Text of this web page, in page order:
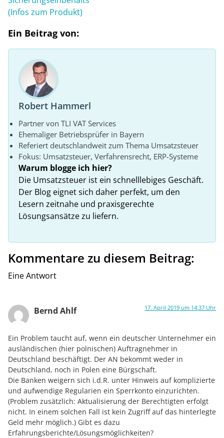
(Infos zum Produkt)
Ein Beitrag von:
Robert Hammerl
Partner von TLI VAT Services
Ehemaliger Betriebsprüfer in Bayern
Referiert deutschlandweit zum Thema Umsatzsteuer
Fokus: Umsatzsteuer, Verfahrensrecht, ERP-Systeme
Warum blogge ich hier?
Die Umsatzsteuer ist ein schnelllebiges Geschäft.
Der Blog eignet sich daher perfekt, um den
Lesern zeitnahe und praxisgerechte
Lösungsansätze zu liefern.
Kommentare zu diesem Beitrag:
Eine Antwort
Bernd Ahlf 17. April 2019 um 14:37 Uhr
Ein Problem taucht auf, wenn ein deutscher Unternehmer ein
ausländischen (hier polnischen) Auftragnehmer in
Deutschland beschäftigt. Der AN bekommt weder in
Deutschland, noch in Polen eine Bürgschaft.
Die Banken weigern sich i.d.R. unter Hinweis auf komplizierte
und aufwendige Regularien ein Sperrkonto einzurichten.
(Problem zusätzlich: Aktualisierung der Berechtigten erfolgt
nicht. In einem solchen Fall ist kein Zugriff auf das hinterlegte
Geld mehr möglich.) Gibt es dazu
Erfahrungsberichte/Lösungsmöglichkeiten?